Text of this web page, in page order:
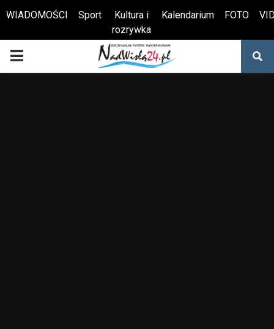
Otwórz pasek narzędzi
WIADOMOŚCI Sport
Kultura i
rozrywka
Kalendarium FOTO
PRIMARY